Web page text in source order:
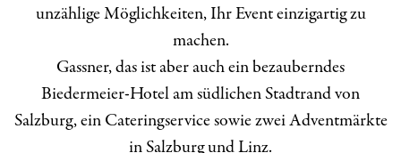
unzählige Möglichkeiten, Ihr Event einzigartig zu
machen.
Gassner, das ist aber auch ein bezauberndes
Biedermeier-Hotel am südlichen Stadtrand von
Salzburg, ein Cateringservice sowie zwei Adventmärkte
in Salzburg und Linz.